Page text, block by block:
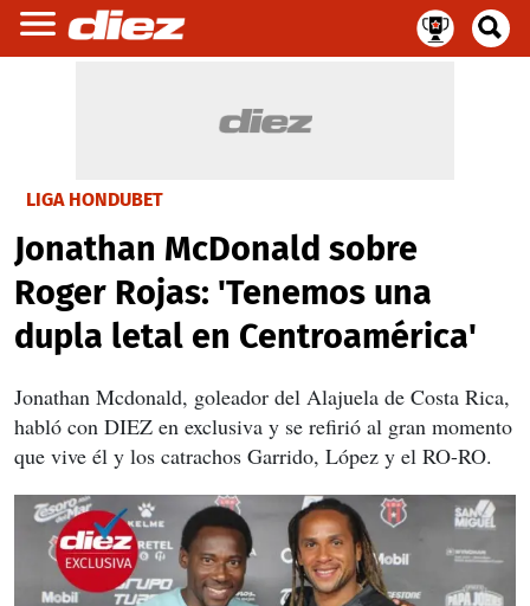
LIGA HONDUBET
Jonathan McDonald sobre
Roger Rojas: 'Tenemos una
dupla letal en Centroamérica'
Jonathan Mcdonald, goleador del Alajuela de Costa Rica,
habló con DIEZ en exclusiva y se refirió al gran momento
que vive él y los catrachos Garrido, López y el RO-RO.